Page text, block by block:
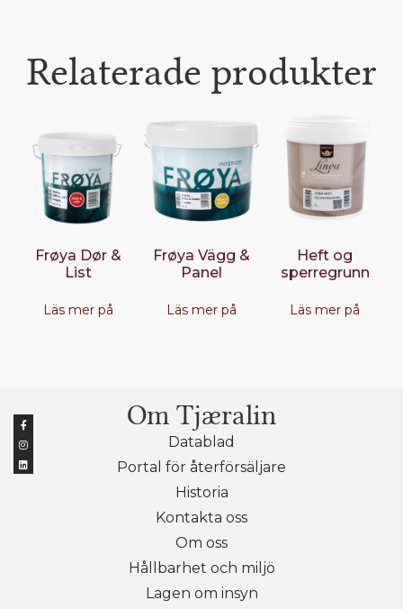
Relaterade produkter
Frøya Dør &
List
Läs mer på
Frøya Vägg &
Panel
Läs mer på
Heft og
sperregrunn
Läs mer på
Om Tjæralin
Datablad
Portal för återförsäljare
Historia
Kontakta oss
Om oss
Hållbarhet och miljö
Lagen om insyn